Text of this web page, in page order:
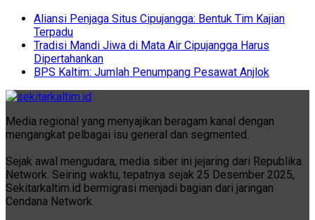
Aliansi Penjaga Situs Cipujangga: Bentuk Tim Kajian
Terpadu
Tradisi Mandi Jiwa di Mata Air Cipujangga Harus
Dipertahankan
BPS Kaltim: Jumlah Penumpang Pesawat Anjlok
Media regional yang menyajikan beragam kanal dengan
mengangkat pelbagai isu general dan segmented.
Sejak awal mengudara, media siber ini jejaring dari Republika
Network. Seiring waktu, tepatnya sejak 25 Desember 2025,
Sekitarkaltim.id bermigrasi menjadi bagian dari jaringan
Cendana Network.